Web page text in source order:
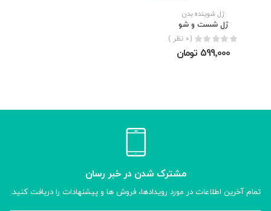
ژل شوينده بدن
ژل شست و شو
(0 نظر )
599٬000 تومان
مشترک شدن در خبر رسان
تمام آخرین اطلاعات در مورد رویدادها، فروش ها و پیشنهادات را دریافت کنید.